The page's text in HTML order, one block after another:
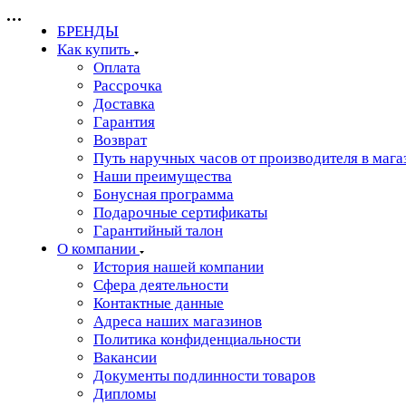
БРЕНДЫ
Как купить
Оплата
Рассрочка
Доставка
Гарантия
Возврат
Путь наручных часов от производителя в
Наши преимущества
Бонусная программа
Подарочные сертификаты
Гарантийный талон
О компании
История нашей компании
Сфера деятельности
Контактные данные
Адреса наших магазинов
Политика конфиденциальности
Вакансии
Документы подлинности товаров
Дипломы